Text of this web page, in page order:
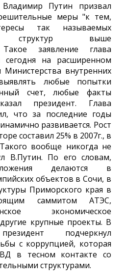
Путин призвал
меры "к тем,
так называемых
структур выше
Такое заявление глава
сегодня на расширенном
Министерства внутренних
любые попытки
счет, любые факты
президент. Глава
что за последние годы
развивается. Рост
составил 25% в 2007г., в
вообще никогда не
В.Путин. По его словам,
делаются в
объектов в Сочи, в
Приморского края в
саммитом АТЭС,
экономическое
крупные проекты. В
подчеркнул
с коррупцией, которая
в тесном контакте со
структурами.